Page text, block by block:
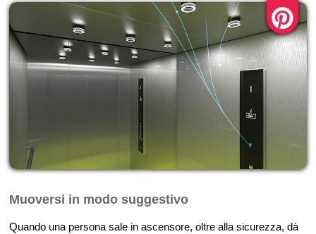
Muoversi in modo suggestivo
Quando una persona sale in ascensore, oltre alla sicurezza, dà